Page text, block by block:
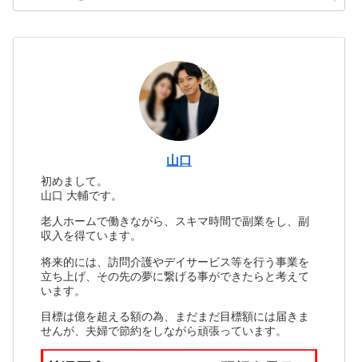
山口
初めまして。
山口 大輔です。
老人ホームで働きながら、スキマ時間で副業をし、副
収入を得ています。
将来的には、訪問介護やデイサービス等を行う事業を
立ち上げ、その先の夢に繋げる事ができたらと考えて
います。
目標は億を超える額の為、まだまだ目標額には届きま
せんが、夫婦で節約をしながら頑張っています。